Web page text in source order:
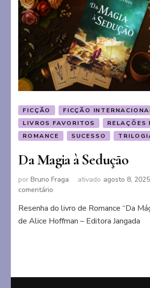
FICÇÃO FICÇÃO
LIVROS FAVORITOS
RELAÇÕES
ROMANCE
SUCESSO
Da Magia à Sedução
porBruno Fraga ativado agosto 8, 2025
comentário
Magia
à
Resenha do livro de Romance “Da
de Alice Hoffman – Editora Jangada